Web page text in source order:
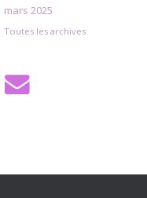
mars 2025
Toutes les archives